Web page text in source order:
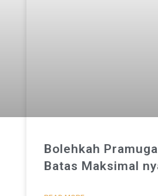
Bolehkah
Batas Maksimal